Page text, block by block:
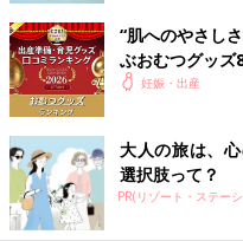
“肌へのやさし
ぶおむつグッズ
2026】
妊娠・出産
大人の旅は、
選択肢って？
PR(リゾート・ステー